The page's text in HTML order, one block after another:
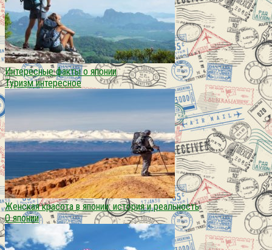
Интересные факты о японии
Туризм интересное
Женская красота в японии: история и реальность
О японии